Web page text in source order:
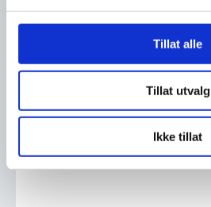
Tillat alle
Tillat utvalg
Ikke tillat